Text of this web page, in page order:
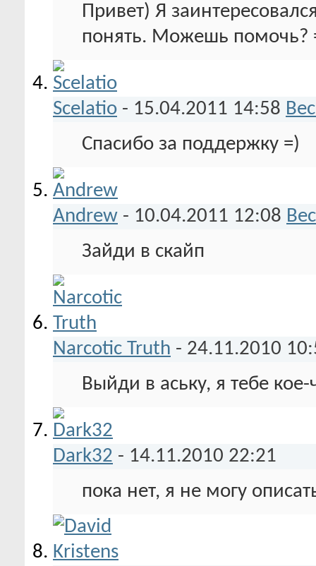
Привет) Я
понять. Можешь помочь?
Scelatio - 15.04.2011 14:58
Спасибо за поддержку =)
Andrew - 10.04.2011 12:08
Зайди в скайп
Narcotic Truth - 24.11.2010
Выйди в аську, я тебе
Dark32 - 14.11.2010 22:21
пока нет, я не могу